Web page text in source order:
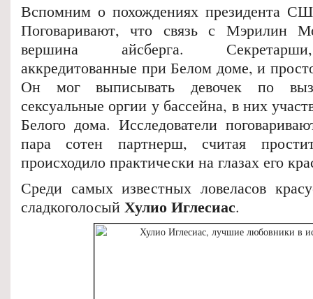
Вспомним о похождениях президента
Поговаривают, что связь с Мэрилин
вершина айсберга.
аккредитованные при Белом доме, и
Он мог выписывать девочек по
сексуальные оргии у бассейна, в них
Белого дома. Исследователи
пара сотен партнерш, считая
происходило практически на глазах его
Среди самых известных ловеласов
сладкоголосый Хулио Иглесиас.